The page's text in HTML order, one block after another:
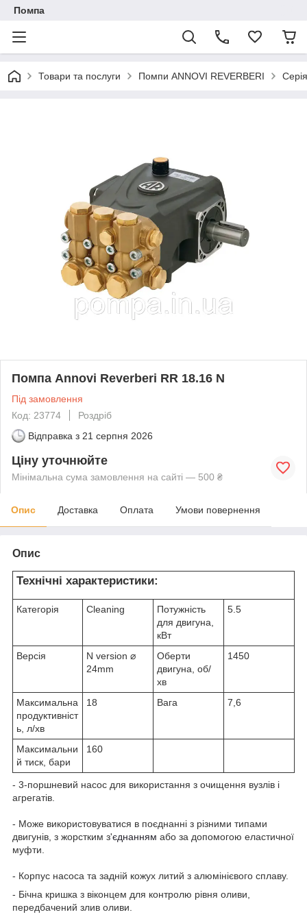
Помпа
Товари та послуги Помпи ANNOVI REVERBERI
Помпа Annovi Reverberi RR 18.16 N
Під замовлення
Код: 23774
Роздріб
Відправка з 21 серпня 2026
Ціну уточнюйте
Мінімальна сума замовлення на сайті — 500 ₴
Опис Доставка Оплата Умови повернення
Опис
Технічні характеристики:
Категорія Cleaning
Потужність
для двигуна,
кВт
5.5
Версія
N version ⌀
24mm
Оберти
двигуна, об/
хв
1450
Максимальна
продуктивніст
ь, л/хв
18 Вага 7,6
Максимальни
й тиск, бари
160
- 3-поршневий насос для використання з очищення вузлів і
агрегатів.
- Може використовуватися в поєднанні з різними типами
двигунів, з жорстким з'єднанням або за допомогою еластичної
муфти.
- Корпус насоса та задній кожух литий з алюмінієвого сплаву.
- Бічна кришка з віконцем для контролю рівня оливи,
передбачений злив оливи.